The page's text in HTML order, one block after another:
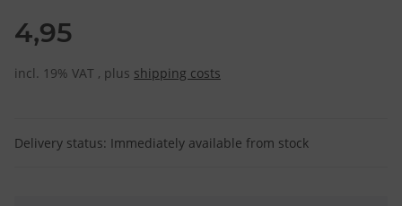
4,95
incl. 19% VAT , plus shipping costs
Delivery status: Immediately available from stock